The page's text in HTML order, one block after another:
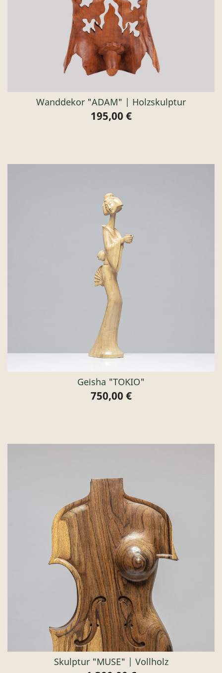
Wanddekor "ADAM" | Holzskulptur
Preis
195,00 €
Geisha "TOKIO"
Preis
750,00 €
Skulptur "MUSE" | Vollholz